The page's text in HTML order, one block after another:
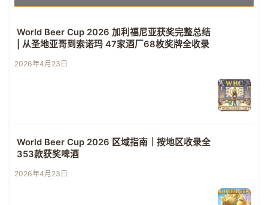
World Beer Cup 2026 加利福尼亚获奖完整总结
| 从圣地亚哥到索诺玛 47家酒厂68枚奖牌全收录
2026年4月23日
World Beer Cup 2026 区域指南｜按地区收录全
353款获奖啤酒
2026年4月23日